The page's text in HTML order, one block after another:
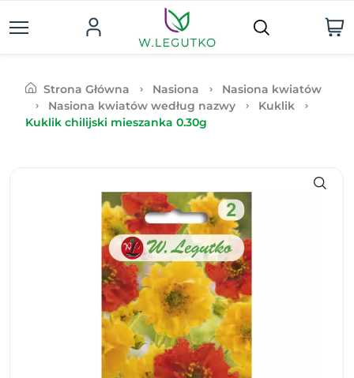
Strona Główna Nasiona
Nasiona kwiatów
Nasiona kwiatów według nazwy
Kuklik
Kuklik chilijski mieszanka 0.30g